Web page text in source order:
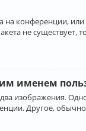
конференции,
не
именем
изображения.
Другое,